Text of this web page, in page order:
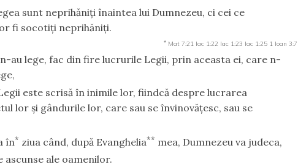
sunt neprihăniţi înaintea lui Dumnezeu, ci cei ce
fi socotiţi neprihăniţi.
* Mat 7:21 Iac 1:22 Iac 1:23 Iac 1:25 1 Ioan 3:7
au lege, fac din fire lucrurile Legii, prin aceasta ei, care n-
este scrisă în inimile lor, fiindcă despre lucrarea
lor şi gândurile lor, care sau se învinovăţesc, sau se
în* ziua când, după Evanghelia** mea, Dumnezeu va judeca,
ale oamenilor.